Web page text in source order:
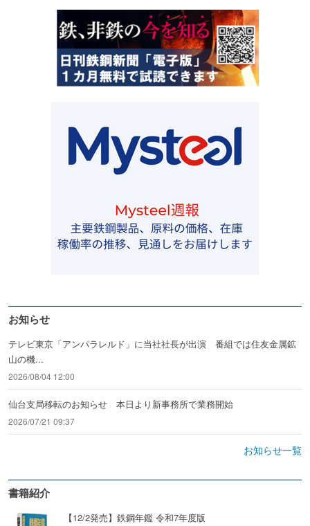
お知らせ
テレビ東京「アンパラレルド」に当社社長が出演 番組では住友金属鉱
山の機...
2026/08/04 12:00
仙台支局移転のお知らせ 本日より新事務所で業務開始
2026/07/21 09:37
お知らせ一覧
書籍紹介
【12/2発売】鉄鋼年鑑 令和7年度版